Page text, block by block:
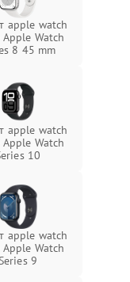
apple watch
Watch
8 45 mm
apple watch
Watch
10
apple watch
Watch
9